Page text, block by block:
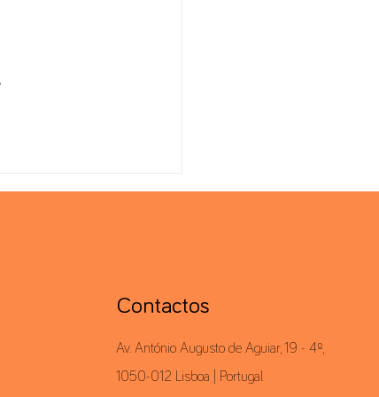
Contactos
Av. António Augusto de Aguiar, 19 - 4º,
1050-012 Lisboa | Portugal